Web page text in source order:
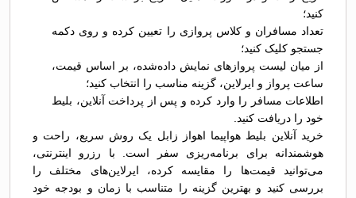
کنید؛
تعداد مسافران و کلاس پروازی را تعیین کرده و روی دکمه
جستجو کلیک کنید؛
از میان لیست پروازهای نمایش داده‌شده، بر اساس قیمت،
ساعت پرواز و ایرلاین، گزینه مناسب را انتخاب کنید؛
اطلاعات مسافر را وارد کرده و پس از پرداخت آنلاین، بلیط
خود را دریافت کنید.
خرید آنلاین بلیط هواپیما اهواز زابل یک روش سریع، راحت و
هوشمندانه برای برنامه‌ریزی سفر است. با رزرو اینترنتی،
می‌توانید قیمت‌ها را مقایسه کرده، ایرلاین‌های مختلف را
بررسی کنید و بهترین گزینه را متناسب با زمان و بودجه خود